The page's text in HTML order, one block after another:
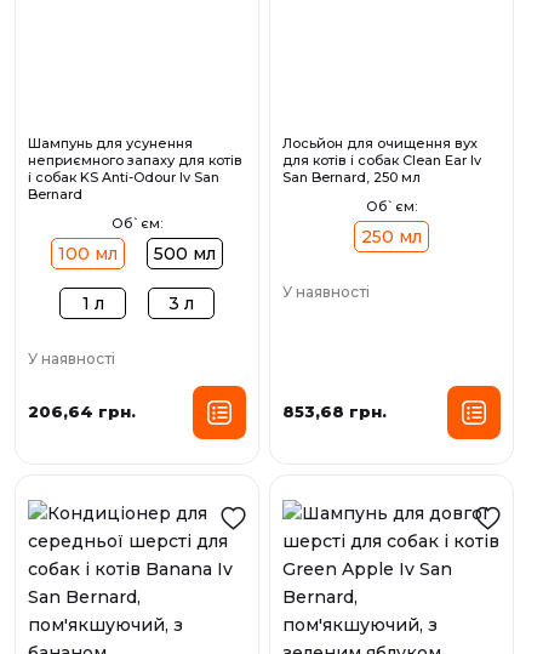
Шампунь для усунення
неприємного запаху для котів
і собак KS Anti-Odour Iv San
Bernard
Об`єм:
100 мл 500 мл
1 л 3 л
У наявності
206,64 грн.
Лосьйон для очищення вух
для котів і собак Clean Ear Iv
San Bernard, 250 мл
Об`єм:
250 мл
У наявності
853,68 грн.